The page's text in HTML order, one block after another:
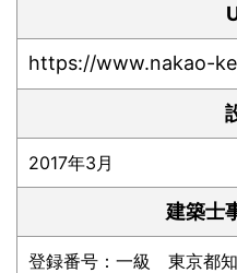
https://www.nakao-
2017年3月
建築士
登録番号：一級 東京都